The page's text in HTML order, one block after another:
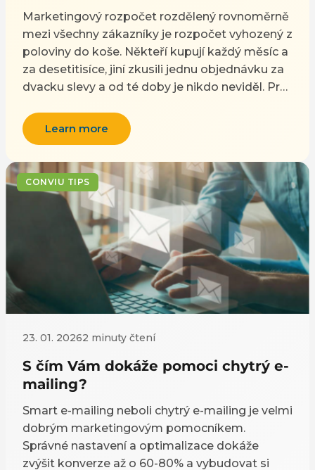
Marketingový rozpočet rozdělený rovnoměrně
mezi všechny zákazníky je rozpočet vyhozený z
poloviny do koše. Někteří kupují každý měsíc a
za desetitisíce, jiní zkusili jednu objednávku za
dvacku slevy a od té doby je nikdo neviděl. Pro
frekvence i jiný rozpočet. RFM analýza je
nejjednodušší a zároveň jeden z nejúčinnějších
skupin, se kterými se dá smysluplně pracovat.
Tento článek ukazuje, jak RFM postavit
prakticky a jak segmenty převést do
retargetingu na Skliku.
Learn more
CONVIU TIPS
23. 01. 20262 minuty čtení
S čím Vám dokáže pomoci chytrý e-
mailing?
Smart e-mailing neboli chytrý e-mailing je velmi
dobrým marketingovým pomocníkem.
Správné nastavení a optimalizace dokáže
zvýšit konverze až o 60-80% a vybudovat si